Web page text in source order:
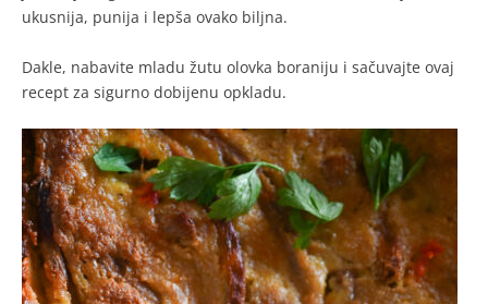
ukusnija, punija i lepša ovako biljna.
Dakle, nabavite mladu žutu olovka boraniju i sačuvajte ovaj
recept za sigurno dobijenu opkladu.